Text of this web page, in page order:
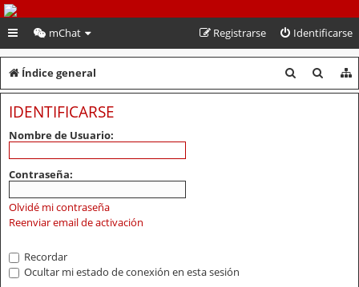
PeruVoley.com
mChat Identificarse
Registrarse
Índice general
u
u
IDENTIFICARSE
Nombre de Usuario:
Contraseña:
Olvidé mi contraseña
Reenviar email de activación
Recordar
Ocultar mi estado de conexión en esta sesión